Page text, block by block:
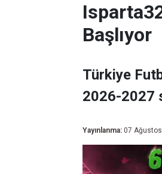
Başlıyor
Türkiye
2026-2027
Yayınlanma: 07